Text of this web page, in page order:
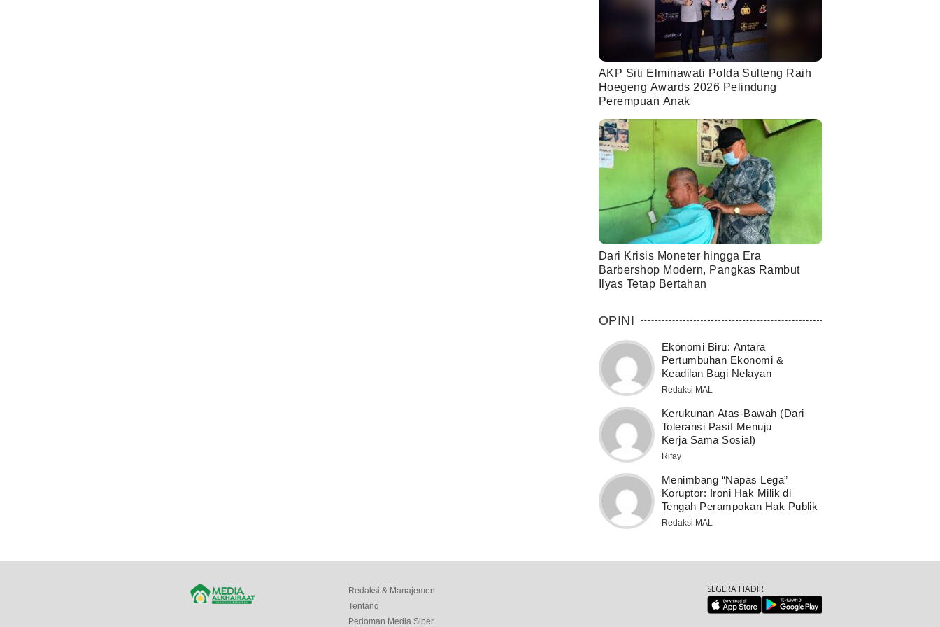
AKP Siti Elminawati Polda Sulteng Raih
Hoegeng Awards 2026 Pelindung
Perempuan Anak
Dari Krisis Moneter hingga Era
Barbershop Modern, Pangkas Rambut
Ilyas Tetap Bertahan
OPINI
Ekonomi Biru: Antara
Pertumbuhan Ekonomi &
Keadilan Bagi Nelayan
Redaksi MAL
Kerukunan Atas-Bawah (Dari
Toleransi Pasif Menuju
Kerja Sama Sosial)
Rifay
Menimbang “Napas Lega”
Koruptor: Ironi Hak Milik di
Tengah Perampokan Hak Publik
Redaksi MAL
Redaksi & Manajemen
Tentang
Pedoman Media Siber
SEGERA HADIR